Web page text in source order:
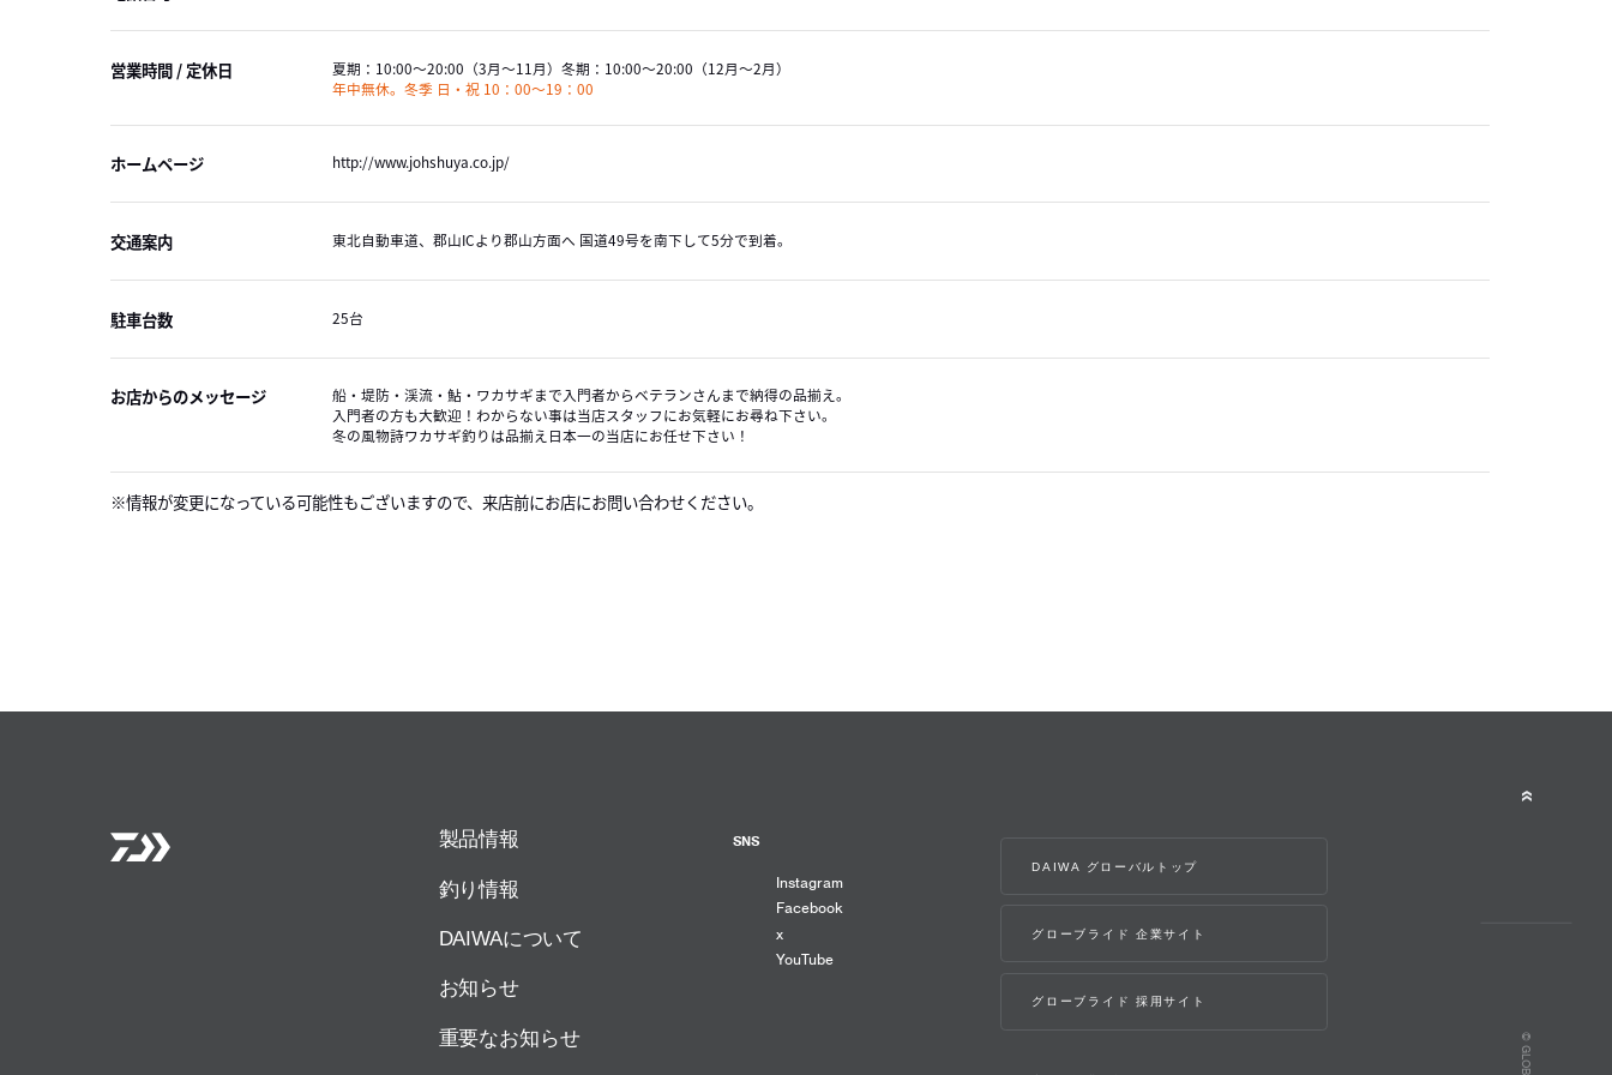
営業時間 / 定休日 夏期： 10:00～20:00 （3月～11月）冬期： 10:00～20:00 （12月～2月）
年中無休。冬季 日・祝 10：00～19：00
ホームページ http://www.johshuya.co.jp/
交通案内 東北自動車道、郡山ICより郡山方面へ 国道49号を南下して5分で到着。
駐車台数 25台
お店からのメッセージ
船・堤防・渓流・鮎・ワカサギまで入門者からベテランさんまで納得の品揃え。
入門者の方も大歓迎！わからない事は当店スタッフにお気軽にお尋ね下さい。
冬の風物詩ワカサギ釣りは品揃え日本一の当店にお任せ下さい！
製品情報
釣り情報
DAIWAについて
お知らせ
重要なお知らせ
SNS
Instagram
Facebook
x
YouTube
DAIWA グローバルトップ
グローブライド 企業サイト
グローブライド 採用サイト